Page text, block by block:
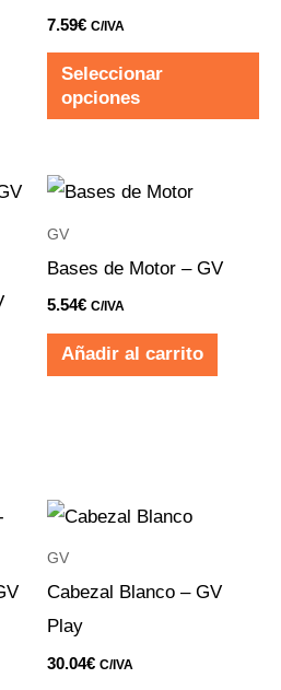
7.59€ C/IVA
Seleccionar
opciones
GV
Bases de Motor – GV
5.54€ C/IVA
Añadir al carrito
GV
Cabezal Blanco – GV
Play
30.04€ C/IVA